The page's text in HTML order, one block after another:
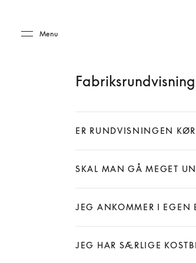
Menu
ER RUNDVISNINGEN
SKAL MAN GÅ MEGET
JEG ANKOMMER I EGEN
JEG HAR SÆRLIGE